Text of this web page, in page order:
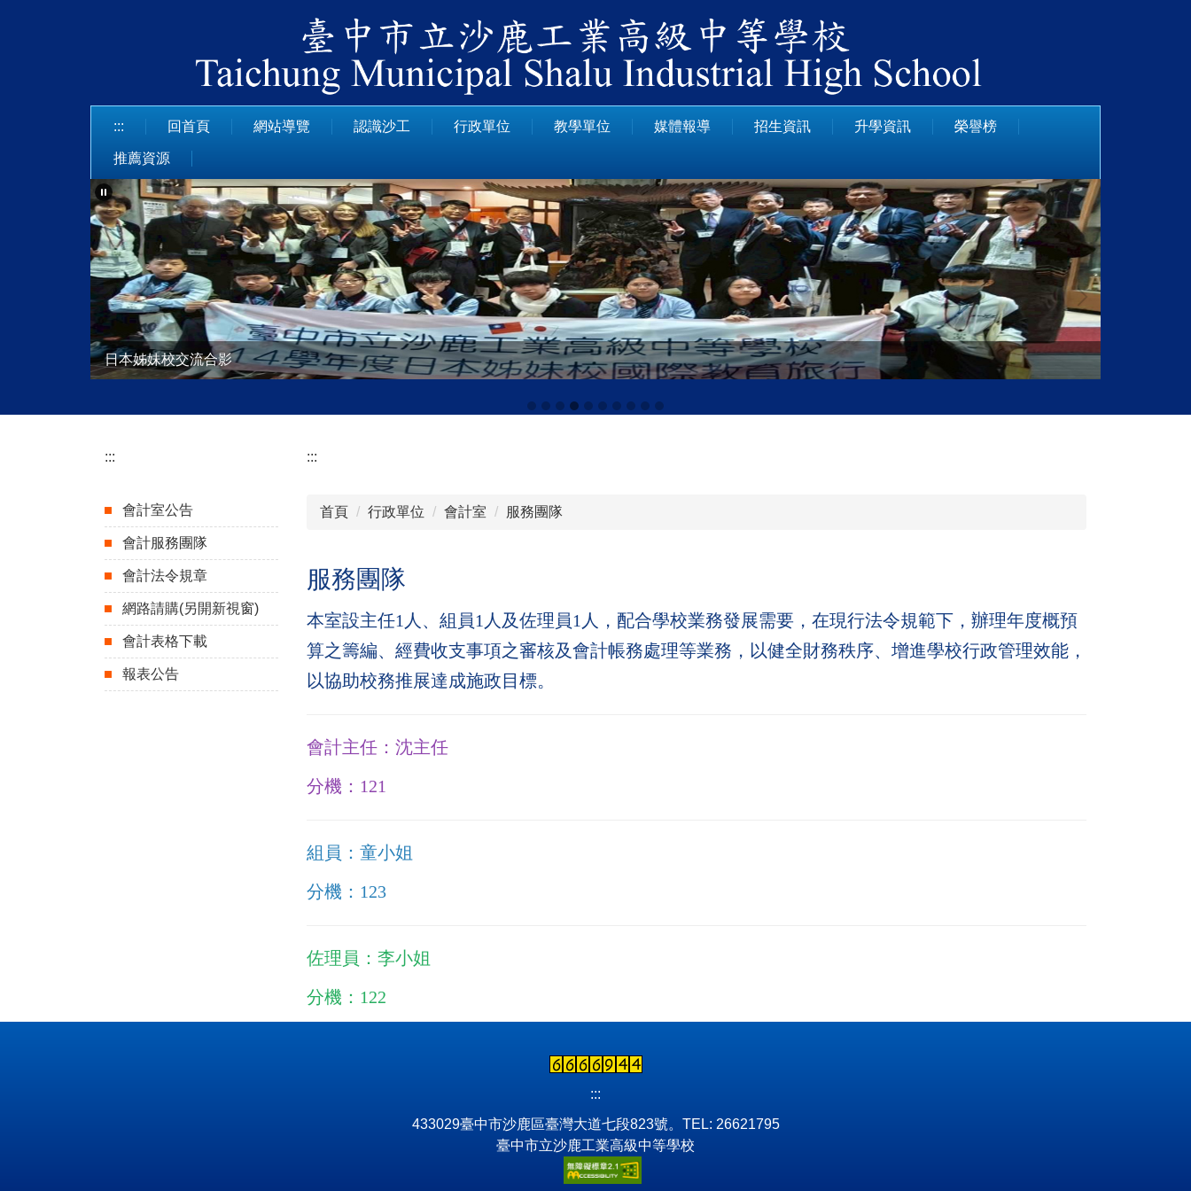
::: 回首頁 網站導覽 認識沙工 行政單位 教學單位 媒體報導 招生資訊 升學資訊 榮譽榜
推薦資源
日本姊妹校交流合影
:::
會計室公告
會計服務團隊
會計法令規章
網路請購(另開新視窗)
會計表格下載
報表公告
:::
首頁 行政單位 會計室 服務團隊
服務團隊
本室設主任1 人、組員1 人及佐理員1 人，配合學校業務發展需要，在現行法令規範下，辦理年度概預
算之籌編、經費收支事項之審核及會計帳務處理等業務，以健全財務秩序、增進學校行政管理效能，
以協助校務推展達成施政目標。
會計主任：沈主任
分機： 121
組員：童小姐
分機： 123
佐理員：李小姐
分機： 122
:::
433029臺中市沙鹿區臺灣大道七段823號。TEL: 26621795
臺中市立沙鹿工業高級中等學校